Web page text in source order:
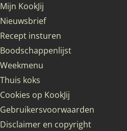
Mijn KookJij
Nieuwsbrief
Recept insturen
Boodschappenlijst
Weekmenu
Thuis koks
Cookies op KookJij
Gebruikersvoorwaarden
Disclaimer en copyright